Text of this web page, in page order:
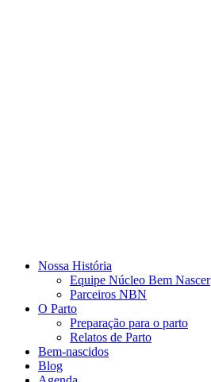
Nossa História
Equipe Núcleo Bem Nascer
Parceiros NBN
O Parto
Preparação para o parto
Relatos de Parto
Bem-nascidos
Blog